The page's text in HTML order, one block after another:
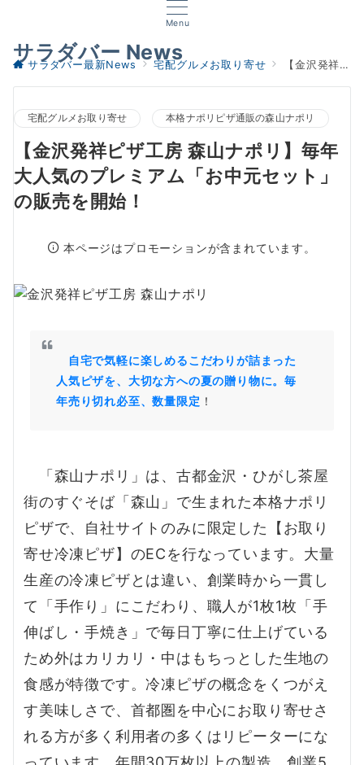
Menu
サラダバー News
サラダバー最新News 宅配グルメお取り寄せ 【金沢発祥ピザ工房 森山ナポリ】毎年大人気のプレミアム「お中元セット」の販売を開始！
宅配グルメお取り寄せ 本格ナポリピザ通販の森山ナポリ
【金沢発祥ピザ工房 森山ナポリ】毎年
大人気のプレミアム「お中元セット」
の販売を開始！
本ページはプロモーションが含まれています。
自宅で気軽に楽しめるこだわりが詰まった
人気ピザを、大切な方への夏の贈り物に。毎
年売り切れ必至、数量限定 ！
「森山ナポリ」は、古都金沢・ひがし茶屋
街のすぐそば「森山」で生まれた本格ナポリ
ピザで、自社サイトのみに限定した【お取り
寄せ冷凍ピザ】のECを行なっています。大量
生産の冷凍ピザとは違い、創業時から一貫し
て「手作り」にこだわり、職人が1枚1枚「手
伸ばし・手焼き」で毎日丁寧に仕上げている
ため外はカリカリ・中はもちっとした生地の
食感が特徴です。冷凍ピザの概念をくつがえ
す美味しさで、首都圏を中心にお取り寄せさ
れる方が多く利用者の多くはリピーターにな